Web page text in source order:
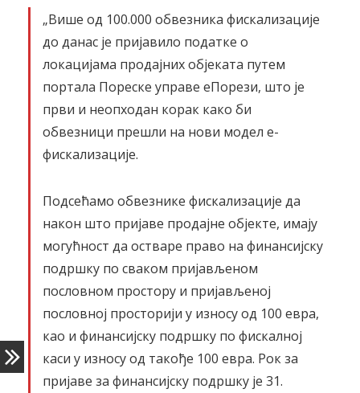
„Више од 100.000 обвезника фискализације
до данас је пријавило податке о
локацијама продајних објеката путем
портала Пореске управе еПорези, што је
први и неопходан корак како би
обвезници прешли на нови модел е-
фискализације.
Подсећамо обвезнике фискализације да
након што пријаве продајне објекте, имају
могућност да остваре право на финансијску
подршку по сваком пријављеном
пословном простору и пријављеној
пословној просторији у износу од 100 евра,
као и финансијску подршку по фискалној
каси у износу од такође 100 евра. Рок за
пријаве за финансијску подршку је 31.